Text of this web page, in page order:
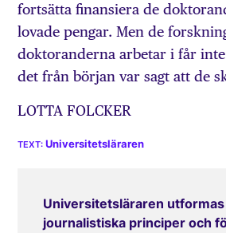
fortsätta finansiera de
lovade pengar. Men de
doktoranderna arbetar i får
det från början var sagt att de
LOTTA FOLCKER
Universitetsläraren
Universitetsläraren
journalistiska principer och